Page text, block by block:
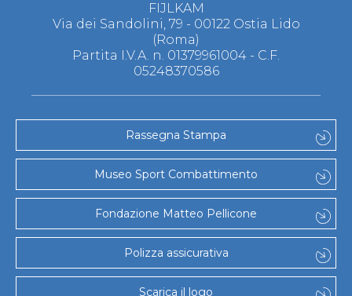
FIJLKAM
Via dei Sandolini, 79 - 00122 Ostia Lido
(Roma)
Partita I.V.A. n. 01379961004 - C.F.
05248370586
Rassegna Stampa
Museo Sport Combattimento
Fondazione Matteo Pellicone
Polizza assicurativa
Scarica il logo